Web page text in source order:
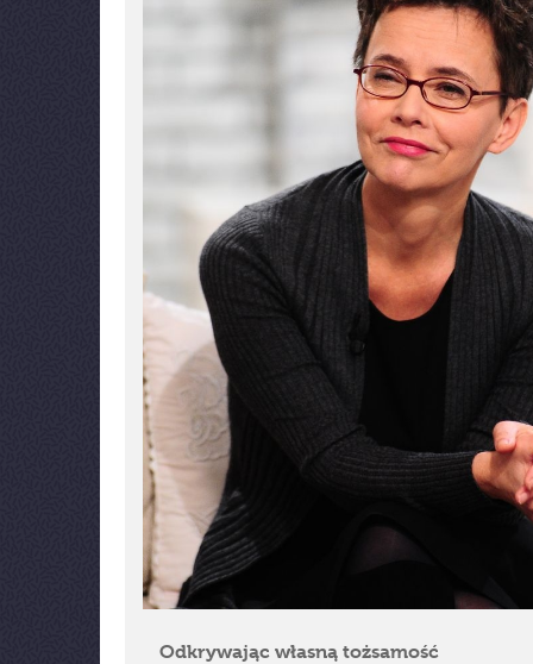
Odkrywając własną tożsamość